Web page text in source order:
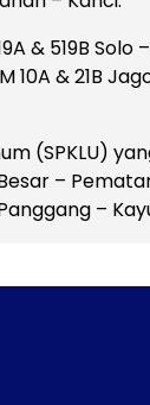
& 519B Solo
10A & 21B
(SPKLU)
–
–